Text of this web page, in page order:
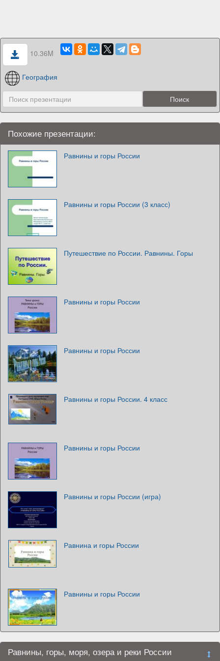
10.36M
География
Похожие презентации:
Равнины и горы России
Равнины и горы России (3 класс)
Путешествие по России. Равнины. Горы
Равнины и горы России
Равнины и горы России
Равнины и горы России. 4 класс
Равнины и горы России
Равнины и горы России (игра)
Равнина и горы России
Равнины и горы России
Равнины, горы, моря, озера и реки России